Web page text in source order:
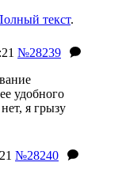
текст.
№28239
удобного
я грызу
№28240